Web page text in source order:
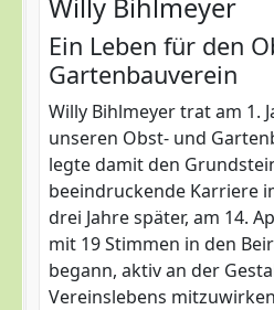
Willy Bihlmeyer
Ein Leben für den
Gartenbauverein
Willy Bihlmeyer trat am 1.
unseren Obst- und
legte damit den
beeindruckende Karriere
drei Jahre später, am 14.
mit 19 Stimmen in den
begann, aktiv an der
Vereinslebens